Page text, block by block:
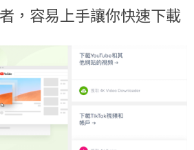
，容易上手讓你快速下載